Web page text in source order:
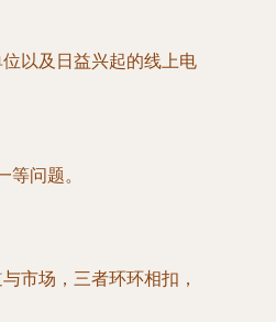
以及日益兴起的线上电
问题。
市场，三者环环相扣，